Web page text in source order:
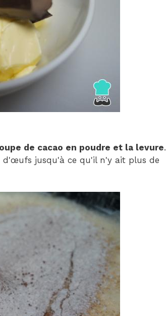
de cacao en poudre et la levure.
d'œufs jusqu'à ce qu'il n'y ait plus de